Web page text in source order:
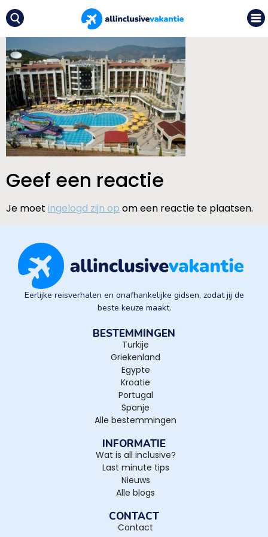
Geef een reactie
Je moet ingelogd zijn op om een reactie te plaatsen.
Eerlijke reisverhalen en onafhankelijke gidsen, zodat jij de
beste keuze maakt.
BESTEMMINGEN
Turkije
Griekenland
Egypte
Kroatië
Portugal
Spanje
Alle bestemmingen
INFORMATIE
Wat is all inclusive?
Last minute tips
Nieuws
Alle blogs
CONTACT
Contact